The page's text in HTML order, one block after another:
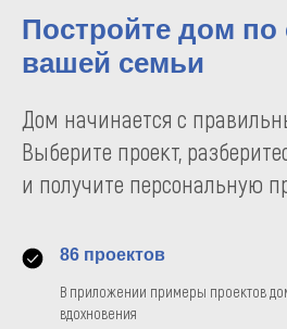
Постройте дом
вашей семьи
Дом начинается с
Выберите проект,
и получите персональную
86 проектов
В приложении примеры проектов
вдохновения